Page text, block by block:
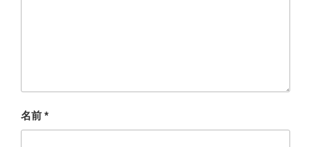
名前 *